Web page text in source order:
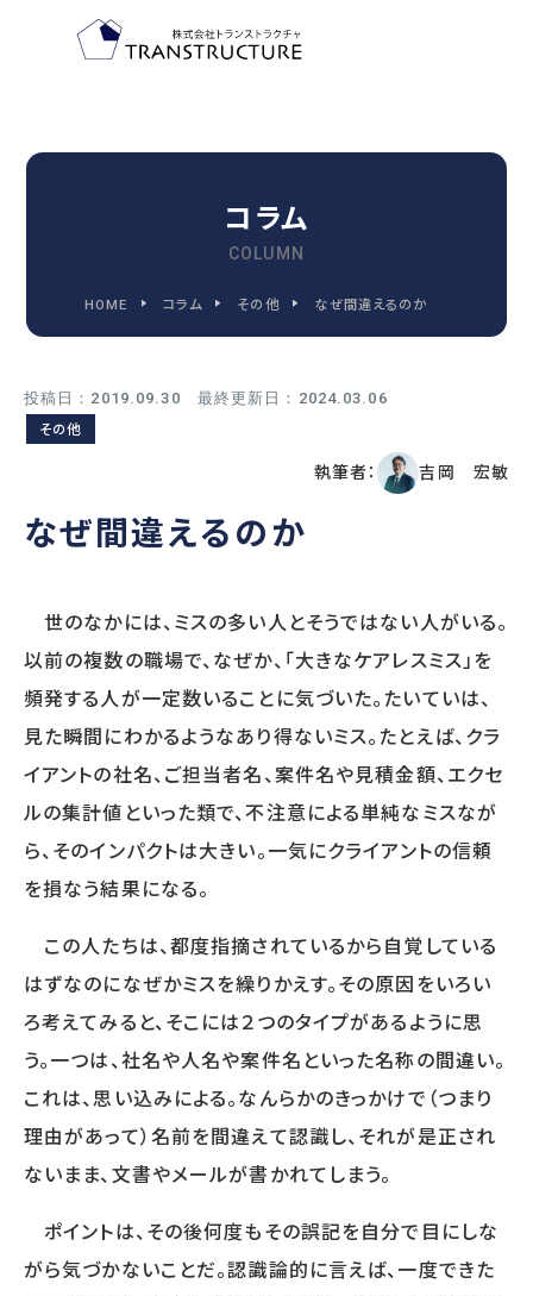
TOP-PAGE
FEATURE
2030年代までに変わる
SERVICE
調査・診断
人事アナリシスレポート®
スマートアセスメント®
モチベーションサーベイ
360度診断
人事制度
人事制度設計
人事制度移行
関連制度設計
人材開発
教育体系構築
教育研修の企画・実施
適正人員・人件
WORKS
人事向け無料セミナー情報
COMPANY
会社概要
コラム
COLUMN
HOME コラム その他 なぜ間違えるのか
投稿日：2019.09.30 最終更新日：2024.03.06
その他
執筆者： 吉岡 宏敏
なぜ間違えるのか
世のなかには、ミスの多い人とそうではない人がいる。
以前の複数の職場で、なぜか、「大きなケアレスミス」を
頻発する人が一定数いることに気づいた。たいていは、
見た瞬間にわかるようなあり得ないミス。たとえば、クラ
イアントの社名、ご担当者名、案件名や見積金額、エクセ
ルの集計値といった類で、不注意による単純なミスなが
ら、そのインパクトは大きい。一気にクライアントの信頼
を損なう結果になる。
この人たちは、都度指摘されているから自覚している
はずなのになぜかミスを繰りかえす。その原因をいろい
ろ考えてみると、そこには２つのタイプがあるように思
う。一つは、社名や人名や案件名といった名称の間違い。
これは、思い込みによる。なんらかのきっかけで（つまり
理由があって）名前を間違えて認識し、それが是正され
ないまま、文書やメールが書かれてしまう。
ポイントは、その後何度もその誤記を自分で目にしな
がら気づかないことだ。認識論的に言えば、一度できた